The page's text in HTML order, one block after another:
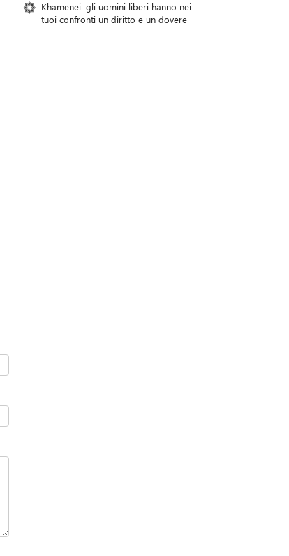
Khamenei: gli uomini liberi hanno nei
tuoi confronti un diritto e un dovere